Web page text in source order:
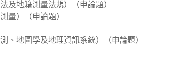
及地籍測量法規）（申論題）
量）（申論題）
、地圖學及地理資訊系統）（申論題）